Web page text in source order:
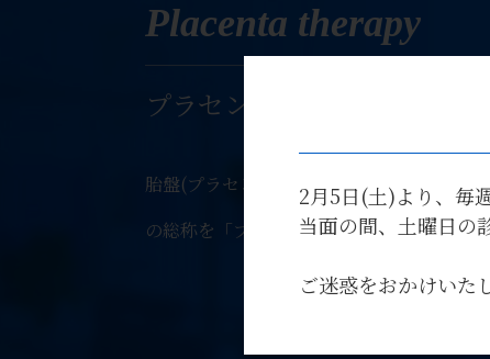
2月5日(土)より、毎
当面の間、土曜日の
ご迷惑をおかけいた
Placenta therapy
プラセンタ療法
胎盤(プラセンタ）から抽出されたエキス
の総称を「プラセンタ療法」といいます。